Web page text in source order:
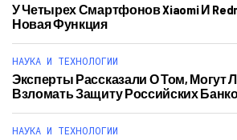
У Четырех Смартфонов Xiaomi И
Новая Функция
НАУКА И ТЕХНОЛОГИИ
Эксперты Рассказали О Том, Могут
Взломать Защиту Российских
НАУКА И ТЕХНОЛОГИИ